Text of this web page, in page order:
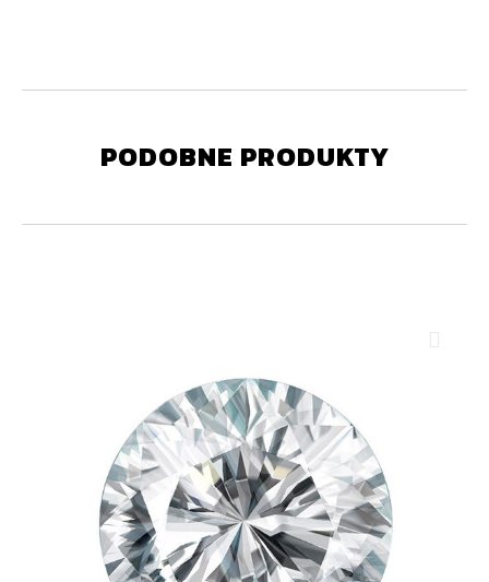
PODOBNE PRODUKTY